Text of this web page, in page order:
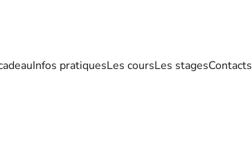
Infos pratiquesLes coursLes stagesContacts